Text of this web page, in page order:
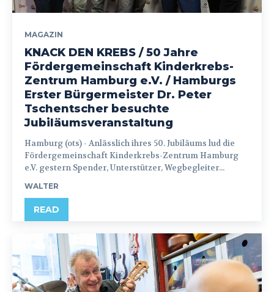
MAGAZIN
KNACK DEN KREBS / 50 Jahre
Fördergemeinschaft Kinderkrebs-
Zentrum Hamburg e.V. / Hamburgs
Erster Bürgermeister Dr. Peter
Tschentscher besuchte
Jubiläumsveranstaltung
Hamburg (ots) - Anlässlich ihres 50. Jubiläums lud die
Fördergemeinschaft Kinderkrebs-Zentrum Hamburg
e.V. gestern Spender, Unterstützer, Wegbegleiter...
WALTER
READ